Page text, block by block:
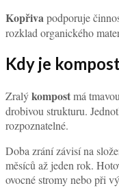
Kopřivapodporuje
rozklad organického
Kdy je
Zralýkompostmá
drobivou strukturu.
rozpoznatelné.
Doba zrání závisí na
měsíců až jeden rok.
ovocné stromy nebo při